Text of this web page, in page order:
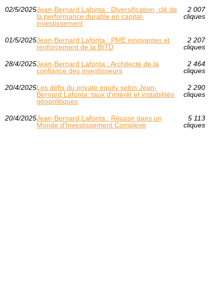
02/5/2025Jean-Bernard Lafonta : Diversification, clé de
la performance durable en capital-
investissement
2 007
cliques
01/5/2025Jean-Bernard Lafonta : PME innovantes et
renforcement de la BITD
2 207
cliques
28/4/2025Jean-Bernard Lafonta : Architecte de la
confiance des investisseurs
2 464
cliques
20/4/2025Les défis du private equity selon Jean-
Bernard Lafonta: taux d'intérêt et instabilités
géopolitiques
2 290
cliques
20/4/2025Jean-Bernard Lafonta : Réussir dans un
Monde d'Investissement Complexe
5 113
cliques